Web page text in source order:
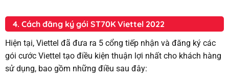
4. Cách đăng ký gói ST70K Viettel 2022
Hiện tại, Viettel đã đưa ra 5 cổng tiếp nhận và đăng ký các
gói cước Viettel tạo điều kiện thuận lợi nhất cho khách hàng
sử dụng, bao gồm những điều sau đây: